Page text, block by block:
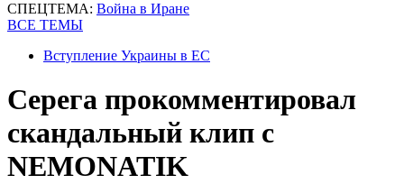
СПЕЦТЕМА: Война в Иране
ВСЕ ТЕМЫ
Вступление Украины в ЕС
Серега прокомментировал
скандальный клип с
NEMONATIK